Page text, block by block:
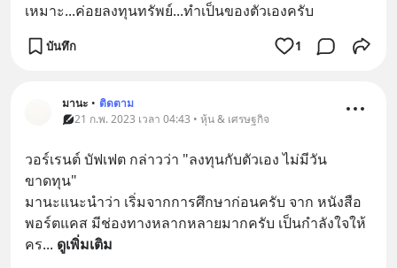
เหมาะ...ค่อยลงทุนทรัพย์...ทำเป็นของตัวเองครับ
บันทึก 1
มานะ • ติดตาม
21 ก.พ. 2023 เวลา 04:43 • หุ้น & เศรษฐกิจ
วอร์เรนต์ บัฟเฟต กล่าวว่า "ลงทุนกับตัวเอง ไม่มีวัน
ขาดทุน"
มานะแนะนำว่า เริ่มจากการศึกษาก่อนครับ จาก หนังสือ
พอร์ตแคส มีช่องทางหลากหลายมากครับ เป็นกำลังใจให้
คร... ดูเพิ่มเติม